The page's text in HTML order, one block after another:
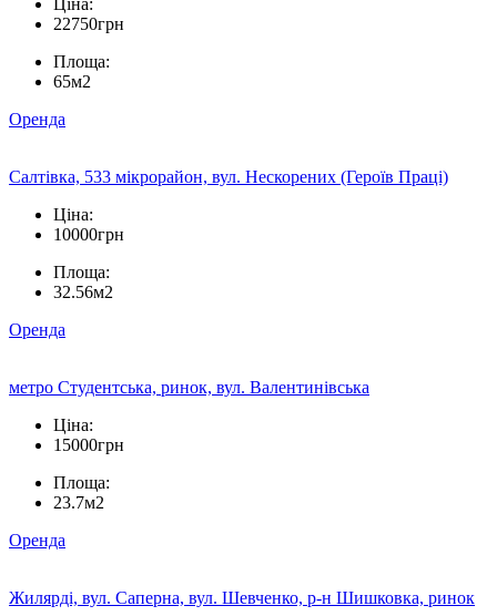
22750грн
Площа:
65м2
Оренда
Салтівка, 533 мікрорайон, вул. Нескорених (Героїв Праці)
Ціна:
10000грн
Площа:
32.56м2
Оренда
метро Студентська, ринок, вул. Валентинівська
Ціна:
15000грн
Площа:
23.7м2
Оренда
Жилярді, вул. Саперна, вул. Шевченко, р-н Шишковка, ринок